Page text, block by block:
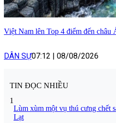
Việt Nam lên Top 4 điểm đến châu
DÂN SỰ07:12 08/08/2026
TIN ĐỌC NHIỀU
1
Lùm xùm một vụ thú cưng chết
Lạt